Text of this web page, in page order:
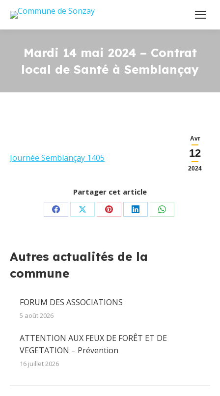
Mardi 14 mai 2024 – Contrat
local de Santé à Semblançay
Avr
12
2024
Journée Semblançay 1405
Partager cet article
PartagerPartagerPartagerPartagerPartager
Autres actualités de la
commune
FORUM DES ASSOCIATIONS
5 août 2026
ATTENTION AUX FEUX DE FORÊT ET DE
VEGETATION – Prévention
16 juillet 2026